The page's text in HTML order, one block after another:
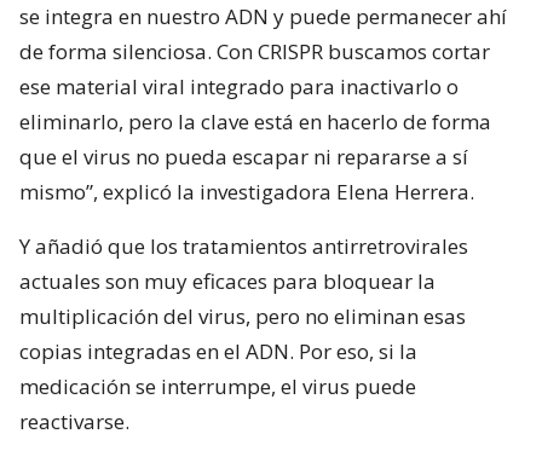
se integra en nuestro ADN y puede permanecer ahí
de forma silenciosa. Con CRISPR buscamos cortar
ese material viral integrado para inactivarlo o
eliminarlo, pero la clave está en hacerlo de forma
que el virus no pueda escapar ni repararse a sí
mismo”, explicó la investigadora Elena Herrera.
Y añadió que los tratamientos antirretrovirales
actuales son muy eficaces para bloquear la
multiplicación del virus, pero no eliminan esas
copias integradas en el ADN. Por eso, si la
medicación se interrumpe, el virus puede
reactivarse.